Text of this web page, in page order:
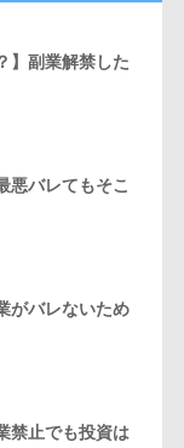
】副業解禁した
悪バレてもそこ
がバレないため
禁止でも投資は